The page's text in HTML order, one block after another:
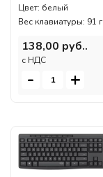
Цвет: белый
Вес клавиатуры: 91 г
138,00 руб..
c НДС
- +